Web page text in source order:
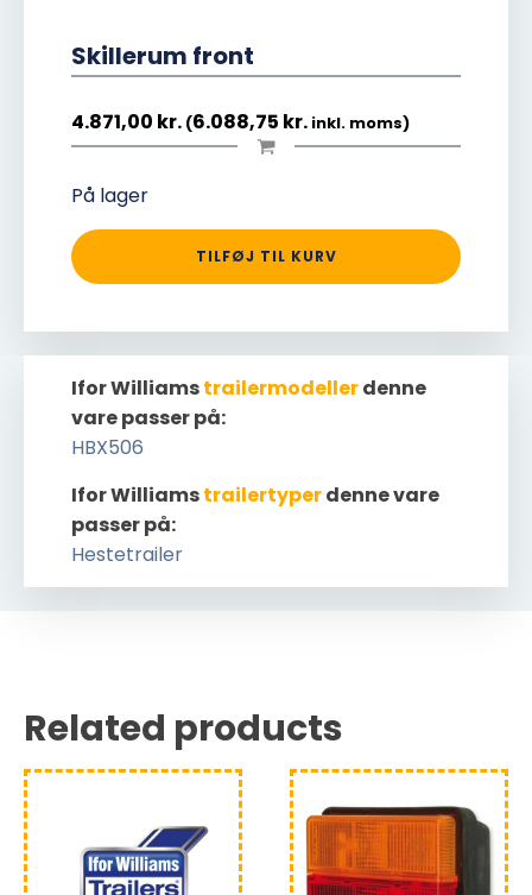
Skillerum front
4.871,00 kr. (6.088,75 kr. inkl. moms)
På lager
TILFØJ TIL KURV
Ifor Williamstrailertyperdenne vare
passer på:
Hestetrailer
Ifor Williamstrailermodellerdenne
vare passer på:
HBX506
Related products